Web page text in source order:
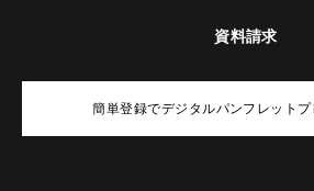
資料請求
簡単登録でデジタルパンフレットプ